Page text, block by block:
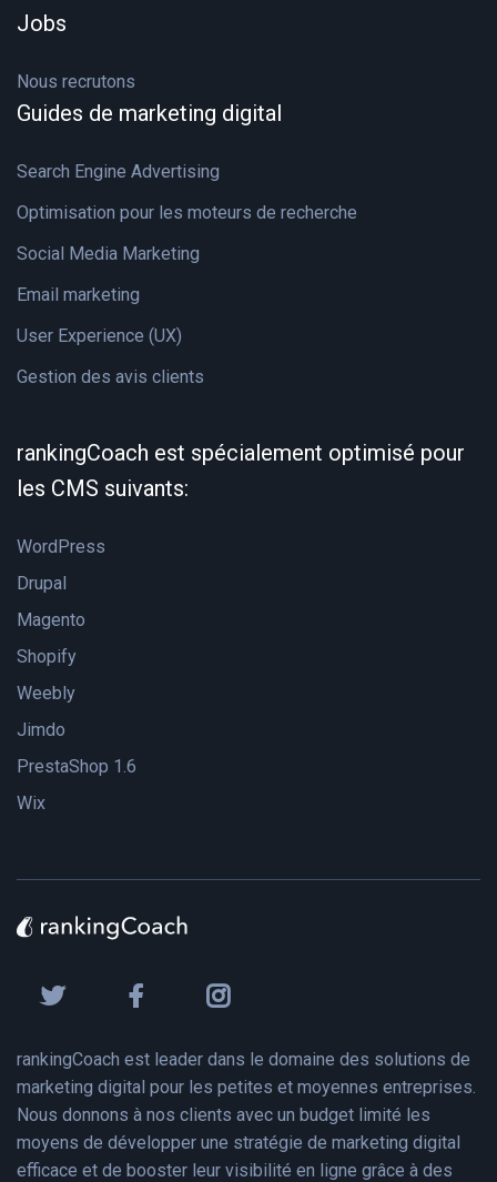
Jobs
Nous recrutons
Guides de marketing digital
Search Engine Advertising
Optimisation pour les moteurs de recherche
Social Media Marketing
Email marketing
User Experience (UX)
Gestion des avis clients
rankingCoach est spécialement optimisé pour
les CMS suivants:
WordPress
Drupal
Magento
Shopify
Weebly
Jimdo
PrestaShop 1.6
Wix
rankingCoach est leader dans le domaine des solutions de
marketing digital pour les petites et moyennes entreprises.
Nous donnons à nos clients avec un budget limité les
moyens de développer une stratégie de marketing digital
efficace et de booster leur visibilité en ligne grâce à des